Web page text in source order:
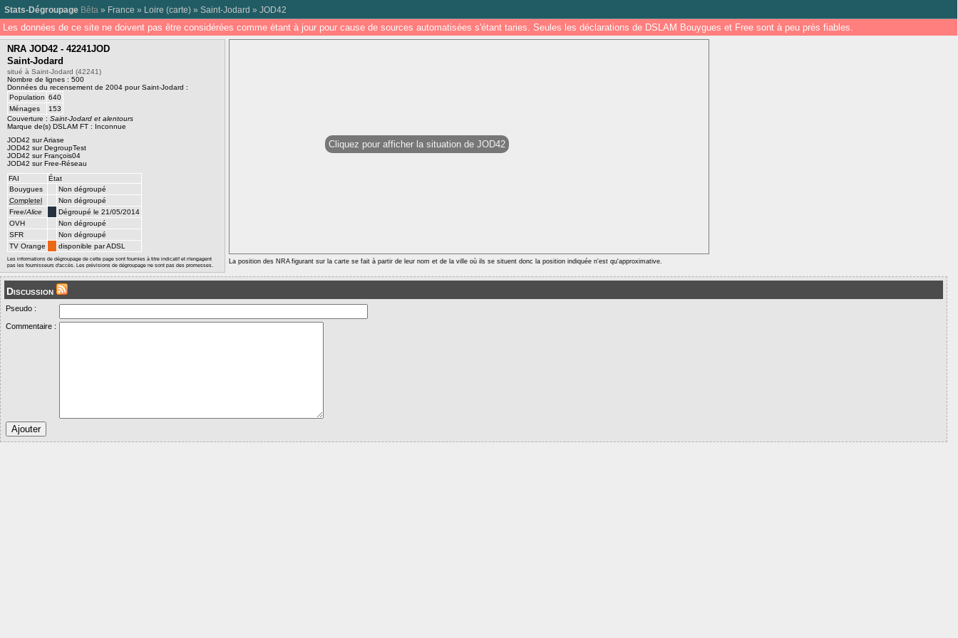
Stats-Dégroupage Bêta » France » Loire (carte) » Saint-Jodard » JOD42
Les données de ce site ne doivent pas être considérées comme étant à jour pour cause de sources automatisées s'étant taries. Seules les déclarations de DSLAM Bouygues et Free sont à peu près fiables.
NRA JOD42 - 42241JOD
Saint-Jodard
situé à Saint-Jodard (42241)
Nombre de lignes : 500
Données du recensement de 2004 pour Saint-Jodard :
Population 640
Ménages
153
Couverture : Saint-Jodard et alentours
Marque de(s) DSLAM FT : Inconnue
JOD42 sur Ariase
JOD42 sur DegroupTest
JOD42 sur François04
JOD42 sur Free-Réseau
FAI
État
Bouygues
Non dégroupé
Completel
Non dégroupé
Free/Alice
Dégroupé le 21/05/2014
OVH
Non dégroupé
SFR
Non dégroupé
TV Orange
disponible par ADSL
Les informations de dégroupage de cette page sont fournies à titre indicatif et n'engagent
pas les fournisseurs d'accès. Les prévisions de dégroupage ne sont pas des promesses.
Cliquez pour afficher la situation de JOD42
La position des NRA figurant sur la carte se fait à partir de leur nom et de la ville où ils se situent donc la position indiquée n'est qu'approximative.
Discussion
Pseudo :
Commentaire :